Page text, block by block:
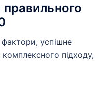
успішне
підходу,